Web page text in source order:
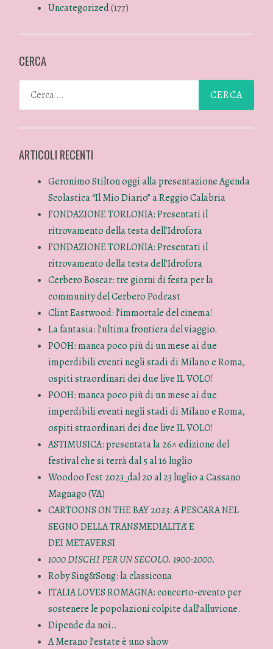
Uncategorized(177)
CERCA
ARTICOLI RECENTI
Geronimo Stilton oggi alla presentazione Agenda
Scolastica “Il Mio Diario” a Reggio Calabria
FONDAZIONE TORLONIA: Presentati il
ritrovamento della testa dell’Idrofora
FONDAZIONE TORLONIA: Presentati il
ritrovamento della testa dell’Idrofora
Cerbero Boscar: tre giorni di festa per la
community del Cerbero Podcast
Clint Eastwood: l’immortale del cinema!
La fantasia: l’ultima frontiera del viaggio.
POOH: manca poco più di un mese ai due
imperdibili eventi negli stadi di Milano e Roma,
ospiti straordinari dei due live IL VOLO!
POOH: manca poco più di un mese ai due
imperdibili eventi negli stadi di Milano e Roma,
ospiti straordinari dei due live IL VOLO!
ASTIMUSICA: presentata la 26^ edizione del
festival che si terrà dal 5 al 16 luglio
Woodoo Fest 2023_dal 20 al 23 luglio a Cassano
Magnago (VA)
CARTOONS ON THE BAY 2023: A PESCARA NEL
SEGNO DELLA TRANSMEDIALITA’ E
DEI METAVERSI
1000 DISCHI PER UN SECOLO. 1900-2000.
Roby Sing&Song: la classicona
ITALIA LOVES ROMAGNA: concerto-evento per
sostenere le popolazioni colpite dall’alluvione.
Dipende da noi..
A Merano l’estate è uno show